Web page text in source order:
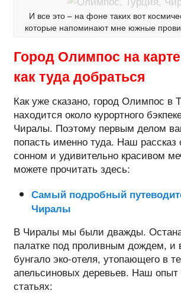
И все это – на фоне таких вот
которые напоминают мне южные
Город Олимпос на
как туда добраться
Как уже сказано, город Олимпос в
находится около курортного
Чиралы. Поэтому первым делом
попасть именно туда. Наш рассказ
сонном и удивительно красивом
можете прочитать здесь:
Самый подробный
Чиралы
В Чиралы мы были дважды.
палатке под проливным дождем,
бунгало эко-отеля, утопающего в
апельсиновых деревьев. Наш
статьях: